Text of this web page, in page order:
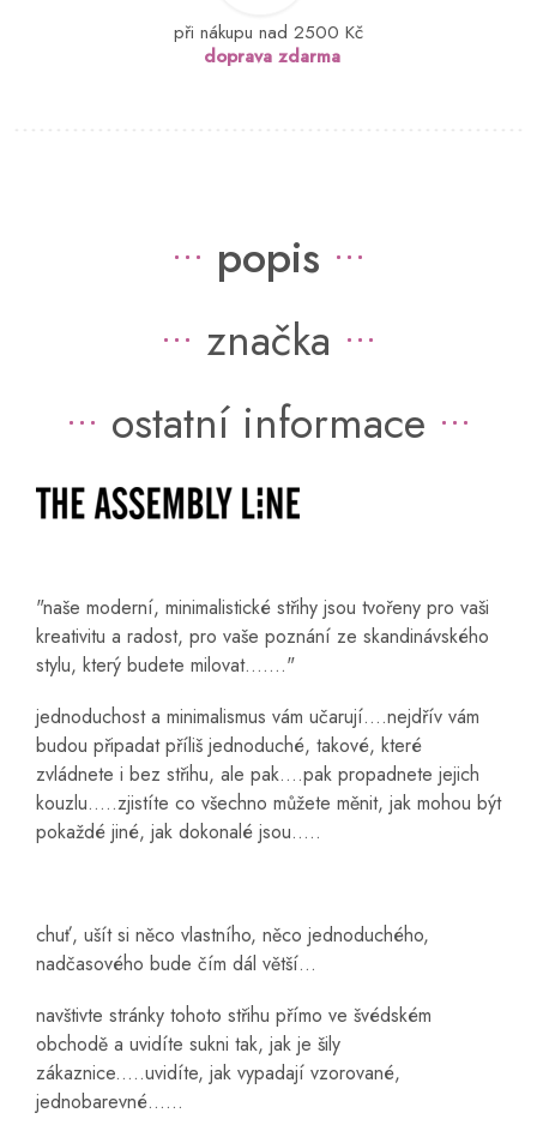
při nákupu nad 2500 Kč
doprava zdarma
popis
značka
ostatní informace
"naše moderní, minimalistické střihy jsou tvořeny pro vaši
kreativitu a radost, pro vaše poznání ze skandinávského
stylu, který budete milovat......."
jednoduchost a minimalismus vám učarují....nejdřív vám
budou připadat příliš jednoduché, takové, které
zvládnete i bez střihu, ale pak....pak propadnete jejich
kouzlu.....zjistíte co všechno můžete měnit, jak mohou být
pokaždé jiné, jak dokonalé jsou.....
chuť, ušít si něco vlastního, něco jednoduchého,
nadčasového bude čím dál větší...
navštivte stránky tohoto střihu přímo ve švédském
obchodě a uvidíte sukni tak, jak je šily
zákaznice.....uvidíte, jak vypadají vzorované,
jednobarevné......